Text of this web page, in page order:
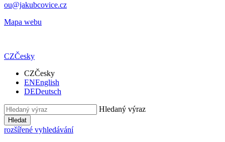
ou@jakubcovice.cz
Mapa webu
CZČesky
CZČesky
ENEnglish
DEDeutsch
Hledaný výraz
Hledat
rozšířené vyhledávání